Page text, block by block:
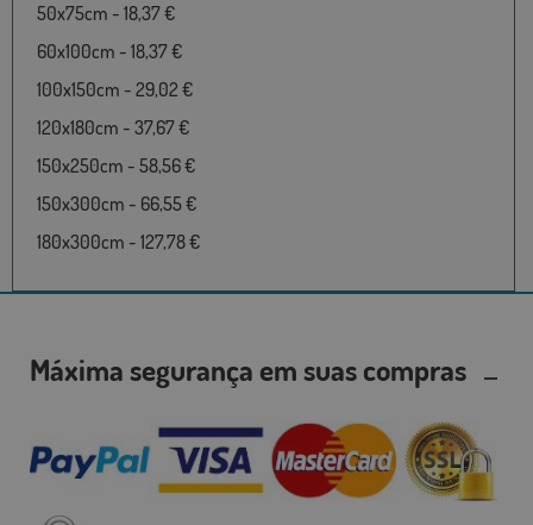
50x75cm - 18,37 €
60x100cm - 18,37 €
100x150cm - 29,02 €
120x180cm - 37,67 €
150x250cm - 58,56 €
150x300cm - 66,55 €
180x300cm - 127,78 €
Máxima segurança em suas compras